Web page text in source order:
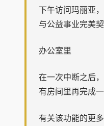
下午访问玛丽亚
与公益事业完美契
办公室里
在一次中断之后
有房间里再完成一
有关该功能的更